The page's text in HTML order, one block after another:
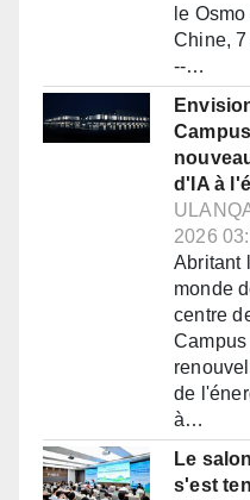
le
Chine,
--…
d'IA à
2026
Abritant
monde
centre
de
à…
Le
s'est